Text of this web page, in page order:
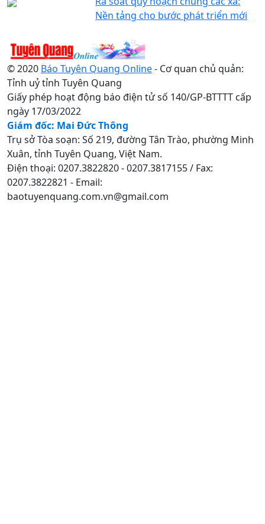
Nền tảng cho bước phát triển mới
© 2020 Báo Tuyên Quang Online- Cơ quan chủ quản:
Tỉnh uỷ tỉnh Tuyên Quang
Giấy phép hoạt động báo điện tử số 140/GP-BTTTT cấp
ngày 17/03/2022
Giám đốc: Mai Đức Thông
Trụ sở Tòa soạn: Số 219, đường Tân Trào, phường Minh
Xuân, tỉnh Tuyên Quang, Việt Nam.
Điện thoại: 0207.3822820 - 0207.3817155 / Fax:
0207.3822821 - Email:
baotuyenquang.com.vn@gmail.com